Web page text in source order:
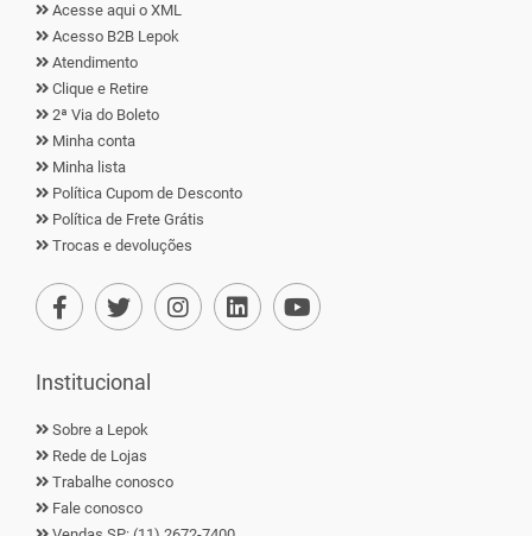
Acesse aqui o XML
Acesso B2B Lepok
Atendimento
Clique e Retire
2ª Via do Boleto
Minha conta
Minha lista
Política Cupom de Desconto
Política de Frete Grátis
Trocas e devoluções
Institucional
Sobre a Lepok
Rede de Lojas
Trabalhe conosco
Fale conosco